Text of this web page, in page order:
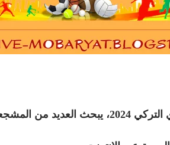
في الدوري التركي 2024، يبحث